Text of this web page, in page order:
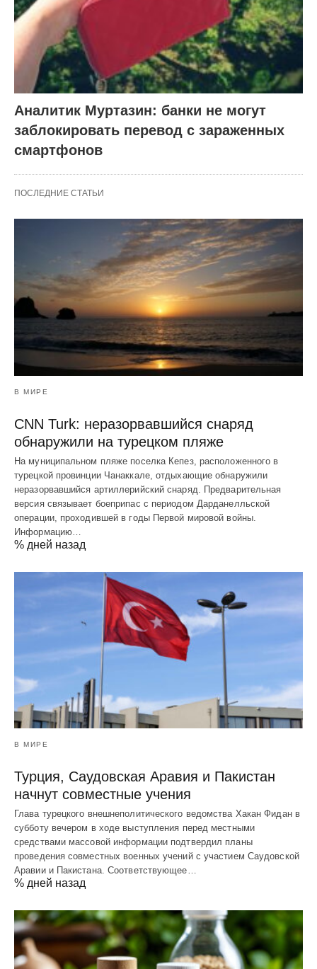
Аналитик Муртазин: банки не могут
заблокировать перевод с зараженных
смартфонов
ПОСЛЕДНИЕ СТАТЬИ
В МИРЕ
CNN Turk: неразорвавшийся снаряд
обнаружили на турецком пляже
На муниципальном пляже поселка Кепез, расположенного в
турецкой провинции Чанаккале, отдыхающие обнаружили
неразорвавшийся артиллерийский снаряд. Предварительная
версия связывает боеприпас с периодом Дарданелльской
операции, проходившей в годы Первой мировой войны.
Информацию…
% дней назад
В МИРЕ
Турция, Саудовская Аравия и Пакистан
начнут совместные учения
Глава турецкого внешнеполитического ведомства Хакан Фидан в
субботу вечером в ходе выступления перед местными
средствами массовой информации подтвердил планы
проведения совместных военных учений с участием Саудовской
Аравии и Пакистана. Соответствующее…
% дней назад